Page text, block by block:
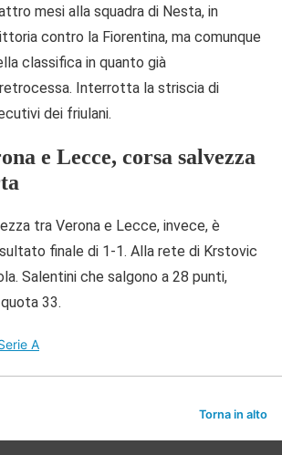
mesi alla squadra di Nesta, in
contro la Fiorentina, ma comunque
classifica in quanto già
Interrotta la striscia di
dei friulani.
e Lecce, corsa salvezza
tra Verona e Lecce, invece, è
finale di 1-1. Alla rete di Krstovic
Salentini che salgono a 28 punti,
33.
A
Torna in alto